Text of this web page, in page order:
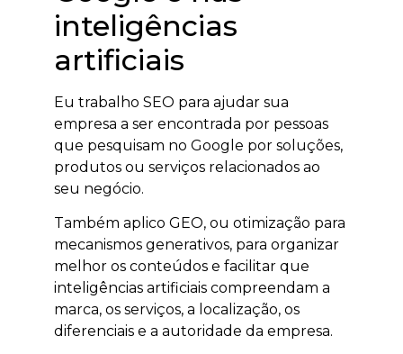
inteligências
artificiais
Eu trabalho SEO para ajudar sua
empresa a ser encontrada por pessoas
que pesquisam no Google por soluções,
produtos ou serviços relacionados ao
seu negócio.
Também aplico GEO, ou otimização para
mecanismos generativos, para organizar
melhor os conteúdos e facilitar que
inteligências artificiais compreendam a
marca, os serviços, a localização, os
diferenciais e a autoridade da empresa.